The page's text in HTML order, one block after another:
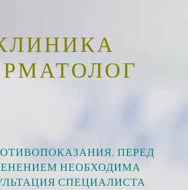
ПЕРЕД
НЕОБХОДИМА
СПЕЦИАЛИСТА